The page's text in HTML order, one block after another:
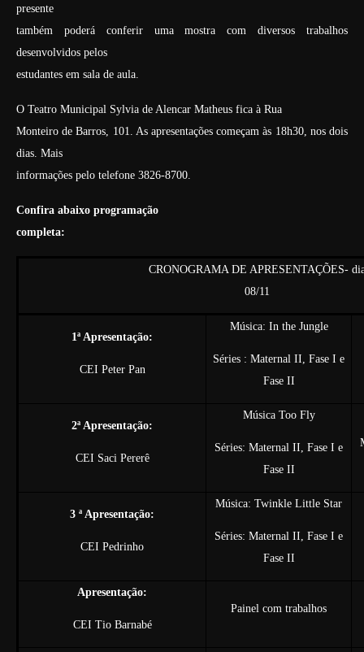
presente
também poderá conferir uma mostra com diversos trabalhos
desenvolvidos pelos
estudantes em sala de aula.
O Teatro Municipal Sylvia de Alencar Matheus fica à Rua
Monteiro de Barros, 101. As apresentações começam às 18h30, nos dois
dias. Mais
informações pelo telefone 3826-8700.
Confira abaixo programação
completa:
CRONOGRAMA DE APRESENTAÇÕES-
08/11
1ª Apresentação:
CEI Peter Pan
Música: In the Jungle
Séries : Maternal II, Fase I e
Fase II
2ª Apresentação:
CEI Saci Pererê
Música Too Fly
Séries: Maternal II, Fase I e
Fase II
3 ª Apresentação:
CEI Pedrinho
Música: Twinkle Little Star
Séries: Maternal II, Fase I e
Fase II
Apresentação:
CEI Tio Barnabé
Painel com trabalhos